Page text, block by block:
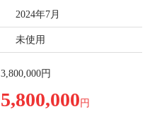
2024年7月
未使用
3,800,000円
5,800,000 円